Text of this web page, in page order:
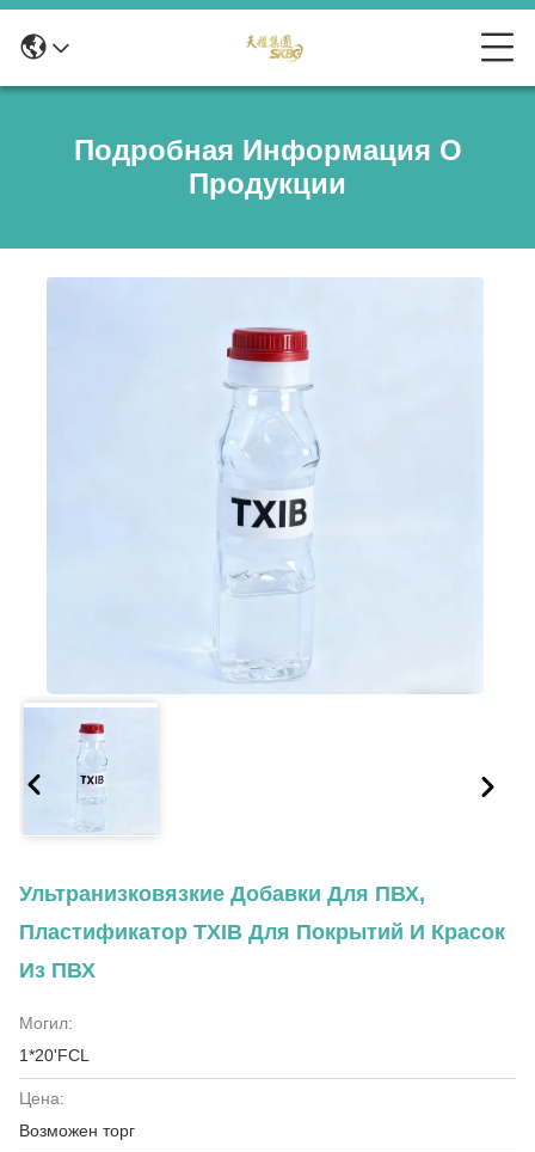
Подробная Информация О
Продукции
Ультранизковязкие Добавки Для ПВХ,
Пластификатор TXIB Для Покрытий И Красок
Из ПВХ
Могил:
1*20'FCL
Цена:
Возможен торг